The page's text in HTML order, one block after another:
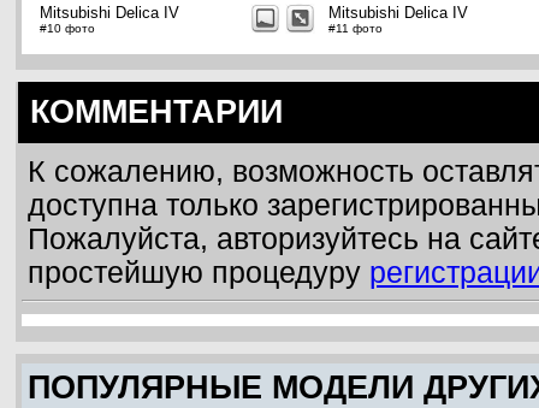
Mitsubishi Delica IV
#10 фото
Mitsubishi Delica IV
#11 фото
КОММЕНТАРИИ
К сожалению, возможность
доступна только
Пожалуйста, авторизуйтесь на
простейшую процедуру
ПОПУЛЯРНЫЕ МОДЕЛИ